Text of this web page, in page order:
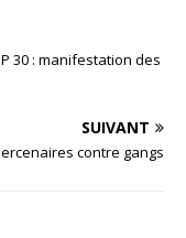
30 : manifestation des
SUIVANT
contre gangs